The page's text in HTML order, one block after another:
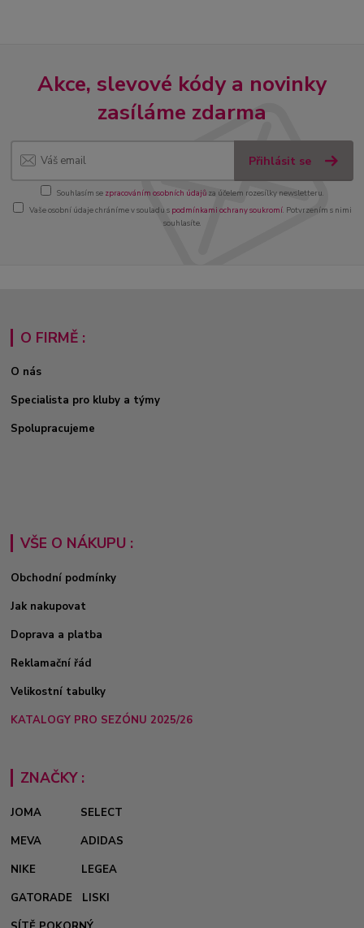
Akce, slevové kódy a novinky
zasíláme zdarma
Přihlásit se
Souhlasím se zpracováním osobních údajůza účelem rozesílky newsletteru.
Vaše osobní údaje chráníme v souladu s podmínkami ochrany soukromí. Potvrzením s nimi
souhlasíte.
O FIRMĚ :
O nás
Specialista pro kluby a týmy
Spolupracujeme
VŠE O NÁKUPU :
Obchodní podmínky
Jak nakupovat
Doprava a platba
Reklamační řád
Velikostní tabulky
KATALOGY PRO SEZÓNU 2025/26
ZNAČKY :
JOMA
SELECT
MEVA
ADIDAS
NIKE
LEGEA
GATORADE
LISKI